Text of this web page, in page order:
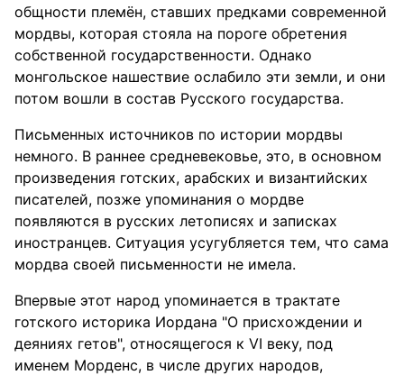
общности племён, ставших предками современной
мордвы, которая стояла на пороге обретения
собственной государственности. Однако
монгольское нашествие ослабило эти земли, и они
потом вошли в состав Русского государства.
Письменных источников по истории мордвы
немного. В раннее средневековье, это, в основном
произведения готских, арабских и византийских
писателей, позже упоминания о мордве
появляются в русских летописях и записках
иностранцев. Ситуация усугубляется тем, что сама
мордва своей письменности не имела.
Впервые этот народ упоминается в трактате
готского историка Иордана "О присхождении и
деяниях гетов", относящегося к VI веку, под
именем Морденс, в числе других народов,